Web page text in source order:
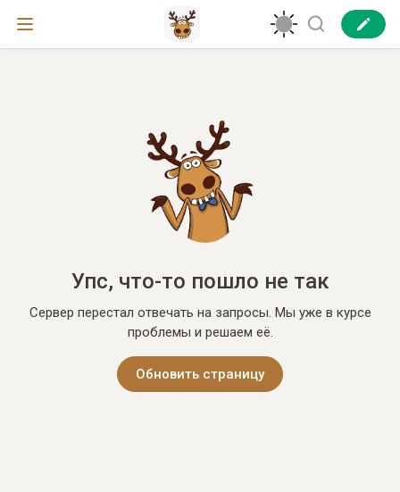
Упс, что-то пошло не так
Сервер перестал отвечать на запросы. Мы уже в курсе
проблемы и решаем её.
Обновить страницу